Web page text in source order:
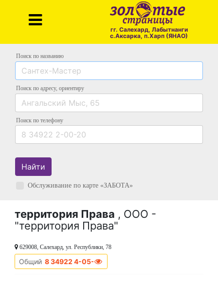
гг. Салехард, Лабытнанги
с.Аксарка, п.Харп (ЯНАО)
Поиск по названию
Поиск по адресу, ориентиру
Поиск по телефону
Найти
Обслуживание по карте «ЗАБОТА»
территория Права , ООО -
"территория Права"
629008, Салехард, ул. Республики, 78
Общий 8 34922 4-05-34